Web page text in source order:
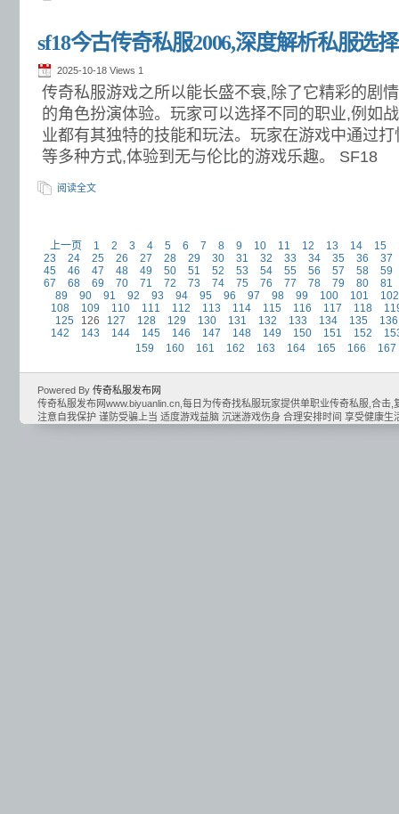
sf18今古传奇私服2006,深度解析私服选
2025-10-18 Views 1
传奇私服游戏之所以能长盛不衰,除了它精彩的剧
的角色扮演体验。玩家可以选择不同的职业,例如
业都有其独特的技能和玩法。玩家在游戏中通过
等多种方式,体验到无与伦比的游戏乐趣。 SF18
阅读全文
上一页 1 2 3 4 5 6 7 8 9 10 11 12 13 14 15
23
24 25 26 27 28 29 30 31 32 33 34 35 36
37
45
46 47 48 49 50 51 52 53 54 55 56 57 58
59
67
68 69 70 71 72 73 74 75 76 77 78 79 80
81
89
90 91 92 93 94 95 96 97 98 99 100 101
102
108
109 110 111 112 113 114 115 116 117 118
125
126 127 128 129 130 131 132 133 134 135
136
142
143 144 145 146 147 148 149 150 151 152
159
160 161 162 163 164 165 166 167
Powered By 传奇私服发布网
传奇私服发布网www.biyuanlin.cn,每日为传奇找私服玩家提供单职业传奇私服,合
注意自我保护 谨防受骗上当 适度游戏益脑 沉迷游戏伤身 合理安排时间 享受健康生